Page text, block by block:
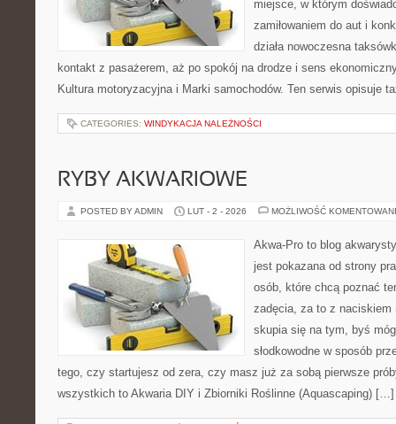
miejsce, w którym
zamiłowaniem do aut i
działa nowoczesna
kontakt z pasażerem, aż po spokój na drodze i sens
Kultura motoryzacyjna i Marki samochodów. Ten serwis opisuje
CATEGORIES: WINDYKACJA NALEŻNOŚCI
RYBY AKWARIOWE
POSTED BY ADMIN LUT - 2 - 2026 MOŻLIWOŚĆ
Akwa-Pro to blog
jest pokazana od strony
osób, które chcą poznać
zadęcia, za to z naciskiem
skupia się na tym, byś
słodkowodne w sposób
tego, czy startujesz od zera, czy masz już za sobą pierwsze
wszystkich to Akwaria DIY i Zbiorniki Roślinne (Aquascaping) […]